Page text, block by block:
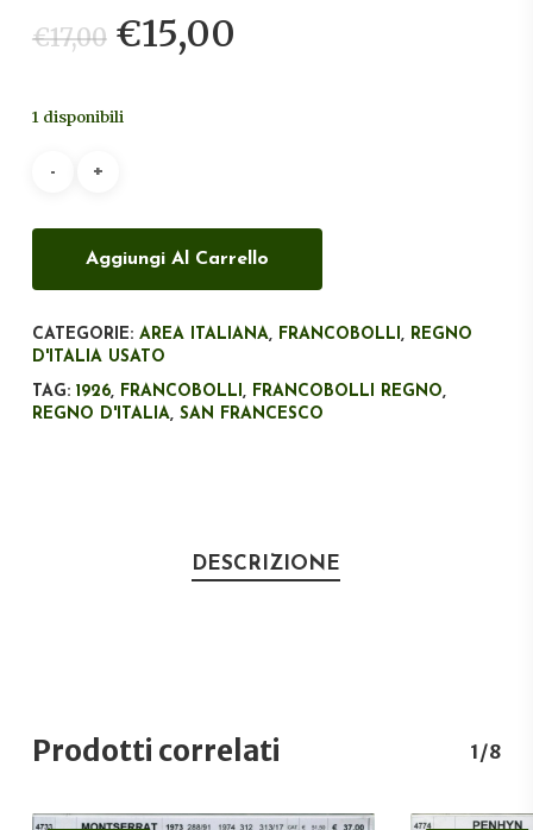
€17,00 Il
prezzo
originale
€15,00
1 disponibili
Aggiungi Al Carrello
CATEGORIE: AREA ITALIANA, FRANCOBOLLI, REGNO
D'ITALIA USATO
TAG: 1926, FRANCOBOLLI, FRANCOBOLLI REGNO,
REGNO D'ITALIA, SAN FRANCESCO
DESCRIZIONE
Prodotti correlati 1/8